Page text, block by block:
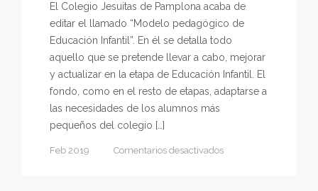
El Colegio Jesuitas de Pamplona acaba de
editar el llamado “Modelo pedagógico de
Educación Infantil”. En él se detalla todo
aquello que se pretende llevar a cabo, mejorar
y actualizar en la etapa de Educación Infantil. El
fondo, como en el resto de etapas, adaptarse a
las necesidades de los alumnos más
pequeños del colegio […]
Feb 2019 Comentarios desactivadosen